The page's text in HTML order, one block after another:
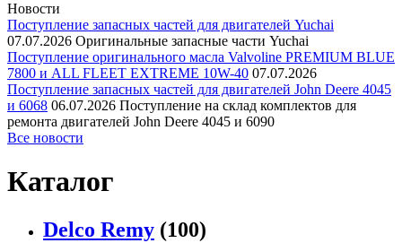
Новости
Поступление запасных частей для двигателей Yuchai
07.07.2026 Оригинальные запасные части Yuchai
Поступление оригинального масла Valvoline PREMIUM BLUE
7800 и ALL FLEET EXTREME 10W-40 07.07.2026
Поступление запасных частей для двигателей John Deere 4045
и 6068 06.07.2026 Поступление на склад комплектов для
ремонта двигателей John Deere 4045 и 6090
Все новости
Каталог
Delco Remy (100)